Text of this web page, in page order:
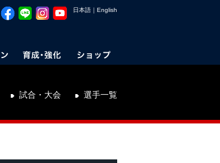
日本語 ｜ English
試合・大会 選手一覧